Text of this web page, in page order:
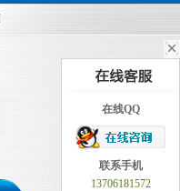
在线QQ
联系手机
13706181572